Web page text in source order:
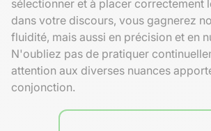
sélectionner et à placer correctement
dans votre discours, vous gagnerez
fluidité, mais aussi en précision et en
N'oubliez pas de pratiquer
attention aux diverses nuances
conjonction.